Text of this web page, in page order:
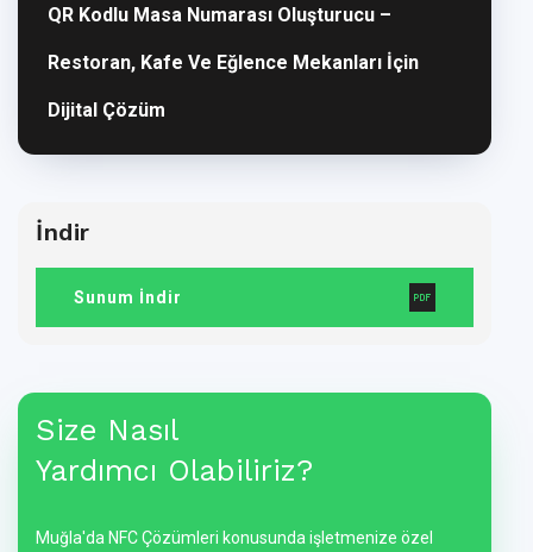
QR Kodlu Masa Numarası Oluşturucu –
Restoran, Kafe Ve Eğlence Mekanları İçin
Dijital Çözüm
İndir
Sunum İndir
Size Nasıl
Yardımcı Olabiliriz?
Muğla'da NFC Çözümleri konusunda işletmenize özel